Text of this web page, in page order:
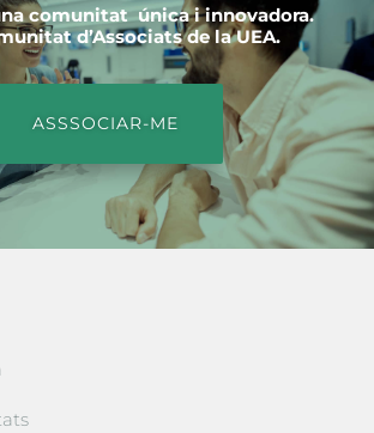
comunitat única i innovadora.
d’Associats de la UEA.
ASSSOCIAR-ME